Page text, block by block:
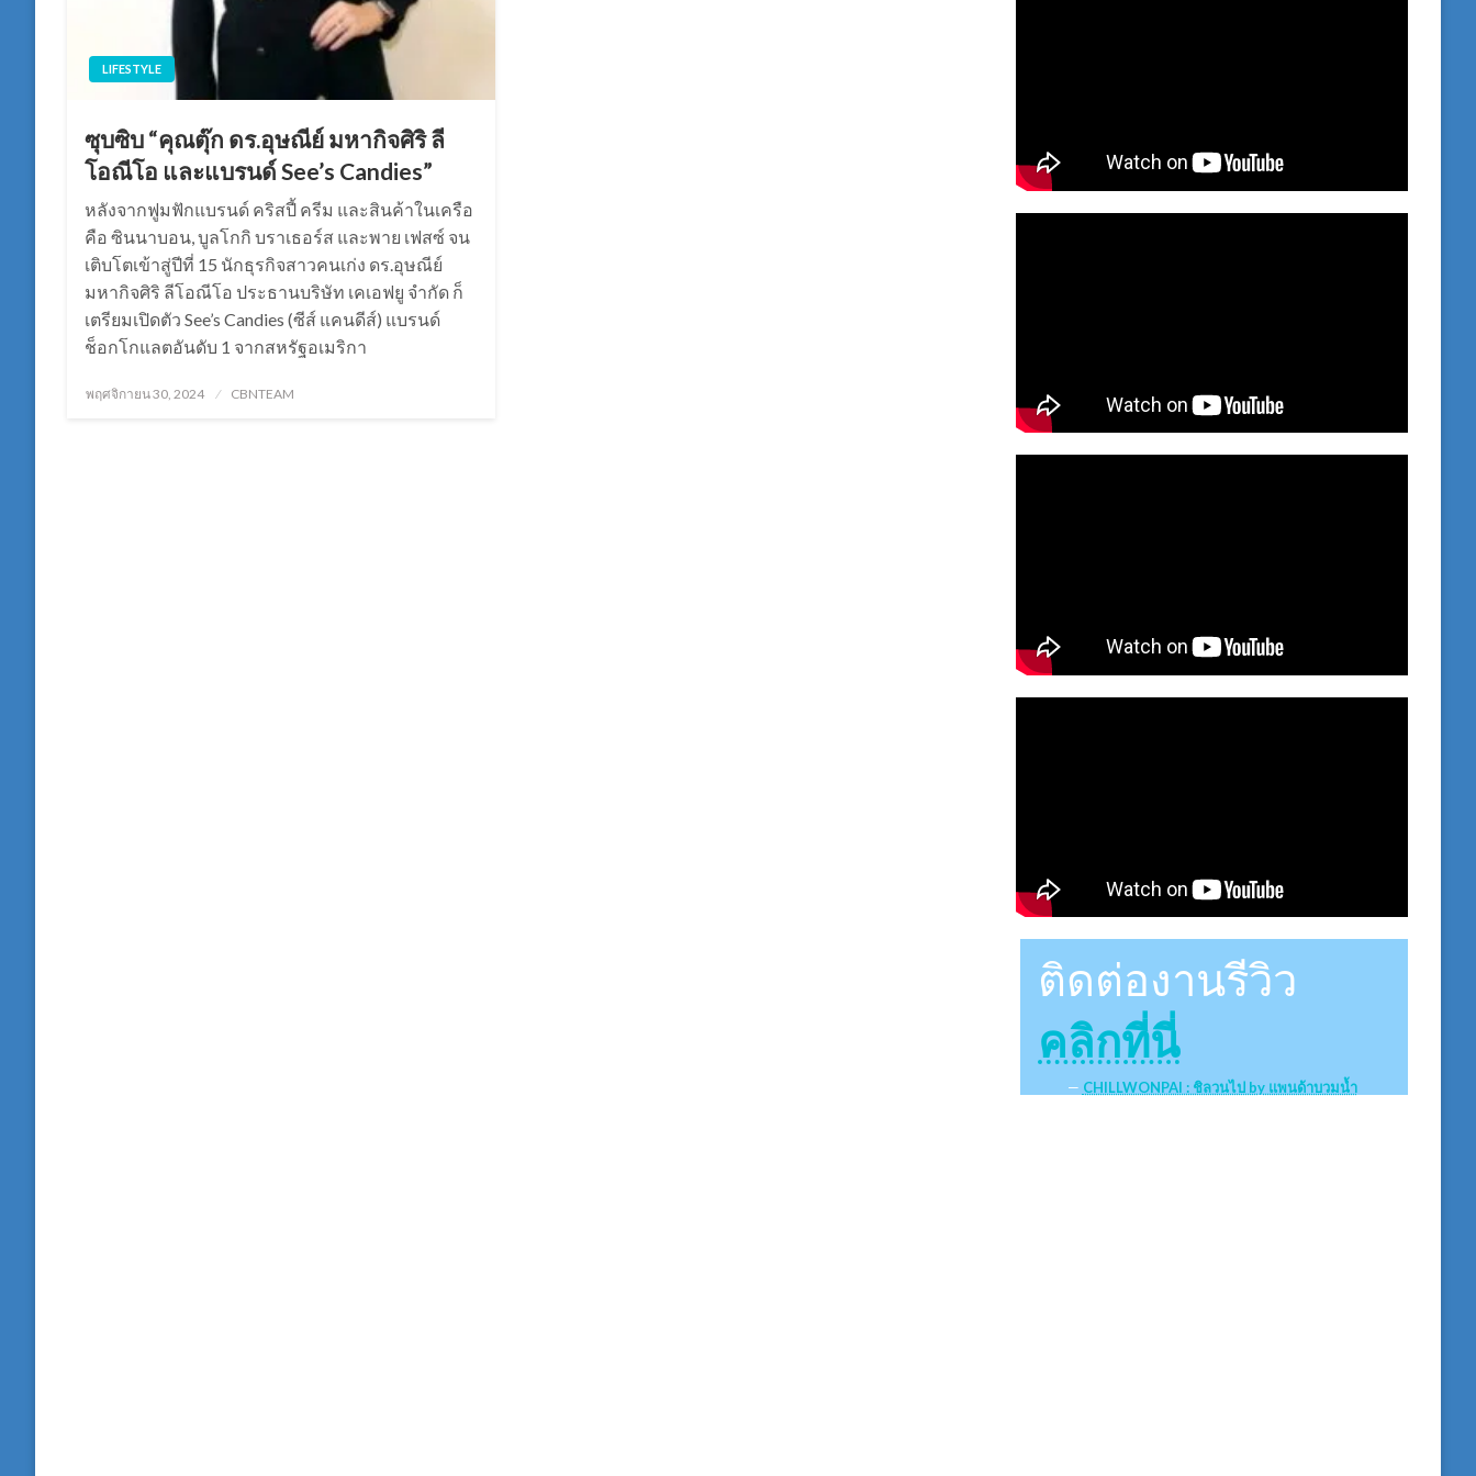
LIFESTYLE
ซุบซิบ “คุณตุ๊ก ดร.อุษณีย์ มหากิจศิริ ลี
โอณีโอ และแบรนด์ See’s Candies”
หลังจากฟูมฟักแบรนด์ คริสปี้ ครีม และสินค้าในเครือ
คือ ซินนาบอน, บูลโกกิ บราเธอร์ส และพาย เฟสซ์ จน
เติบโตเข้าสู่ปีที่ 15 นักธุรกิจสาวคนเก่ง ดร.อุษณีย์
มหากิจศิริ ลีโอณีโอ ประธานบริษัท เคเอฟยู จำกัด ก็
เตรียมเปิดตัว See’s Candies (ซีส์ แคนดีส์) แบรนด์
ช็อกโกแลตอันดับ 1 จากสหรัฐอเมริกา
Posted
พฤศจิกายน 30, 2024 CBNTEAM
ติดต่องานรีวิว
คลิกที่นี่
CHILLWONPAI : ชิลวนไป by แพนด้าบวมน้ำ